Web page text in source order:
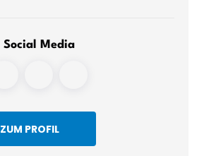
Social Media
ZUM PROFIL